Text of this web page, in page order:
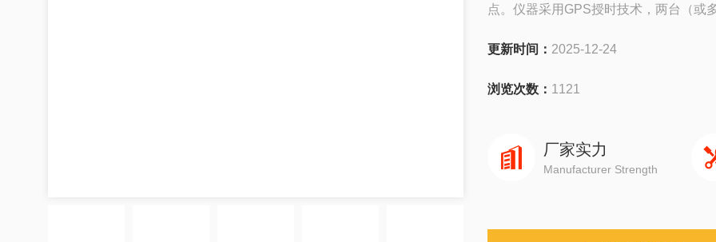
点。仪器采用GPS授时技术，两台（或
更新时间： 2025-12-24
浏览次数： 1121
厂家实力
Manufacturer Strength